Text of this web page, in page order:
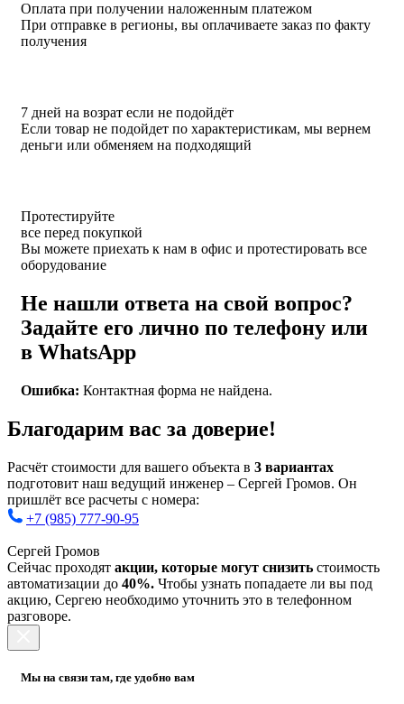
Оплата при получении наложенным платежом
При отправке в регионы, вы оплачиваете заказ по факту
получения
7 дней на возрат если не подойдёт
Если товар не подойдет по характеристикам, мы вернем
деньги или обменяем на подходящий
Протестируйте
все перед покупкой
Вы можете приехать к нам в офис и протестировать все
оборудование
Не нашли ответа на свой вопрос?
Задайте его лично по телефону или
в WhatsApp
Ошибка: Контактная форма не найдена.
Благодарим вас за доверие!
Расчёт стоимости для вашего объекта в 3 вариантах
подготовит наш ведущий инженер – Сергей Громов. Он
пришлёт все расчеты с номера:
+7 (985) 777-90-95
Сергей Громов
Сейчас проходят акции, которые могут снизить стоимость
автоматизации до 40%. Чтобы узнать попадаете ли вы под
акцию, Сергею необходимо уточнить это в телефонном
разговоре.
Мы на связи там, где удобно вам